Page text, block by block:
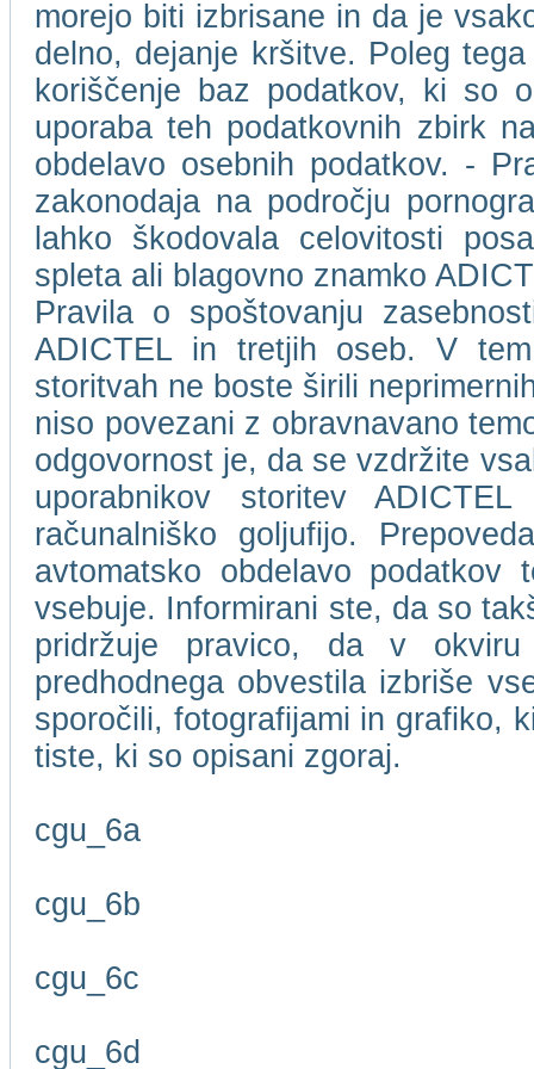
morejo biti izbrisane in da je
delno, dejanje kršitve. Poleg
koriščenje baz podatkov, ki so
uporaba teh podatkovnih zbirk
obdelavo osebnih podatkov. -
zakonodaja na področju
lahko škodovala celovitosti
spleta ali blagovno znamko
Pravila o spoštovanju
ADICTEL in tretjih oseb. V
storitvah ne boste širili
niso povezani z obravnavano
odgovornost je, da se vzdržite
uporabnikov storitev
računalniško goljufijo.
avtomatsko obdelavo podatkov
vsebuje. Informirani ste, da so
pridržuje pravico, da v
predhodnega obvestila izbriše
sporočili, fotografijami in grafiko,
tiste, ki so opisani zgoraj.
cgu_6a
cgu_6b
cgu_6c
cgu_6d